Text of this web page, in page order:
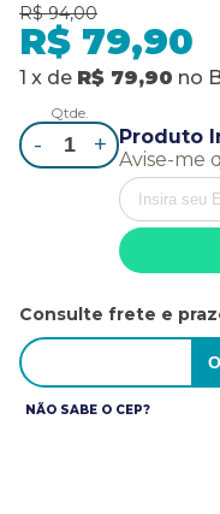
R$ 94,00
R$ 79,90
1 x de R$ 79,90 no
Qtde.
- +
Produto
Avise-me
Consulte frete e
NÃO SABE O CEP?